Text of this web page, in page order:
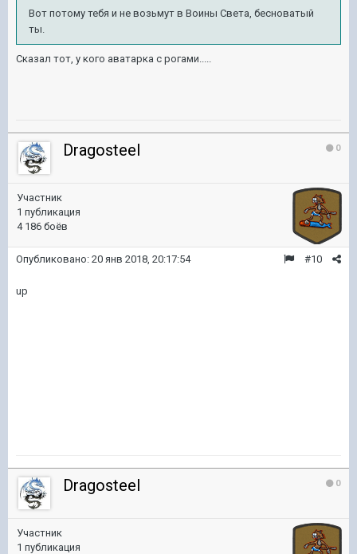
Вот потому тебя и не возьмут в Воины Света, бесноватый
ты.
Сказал тот, у кого аватарка с рогами.....
0
Dragosteel
Участник
1 публикация
4 186 боёв
#10
Опубликовано: 20 янв 2018, 20:17:54
up
0
Dragosteel
Участник
1 публикация